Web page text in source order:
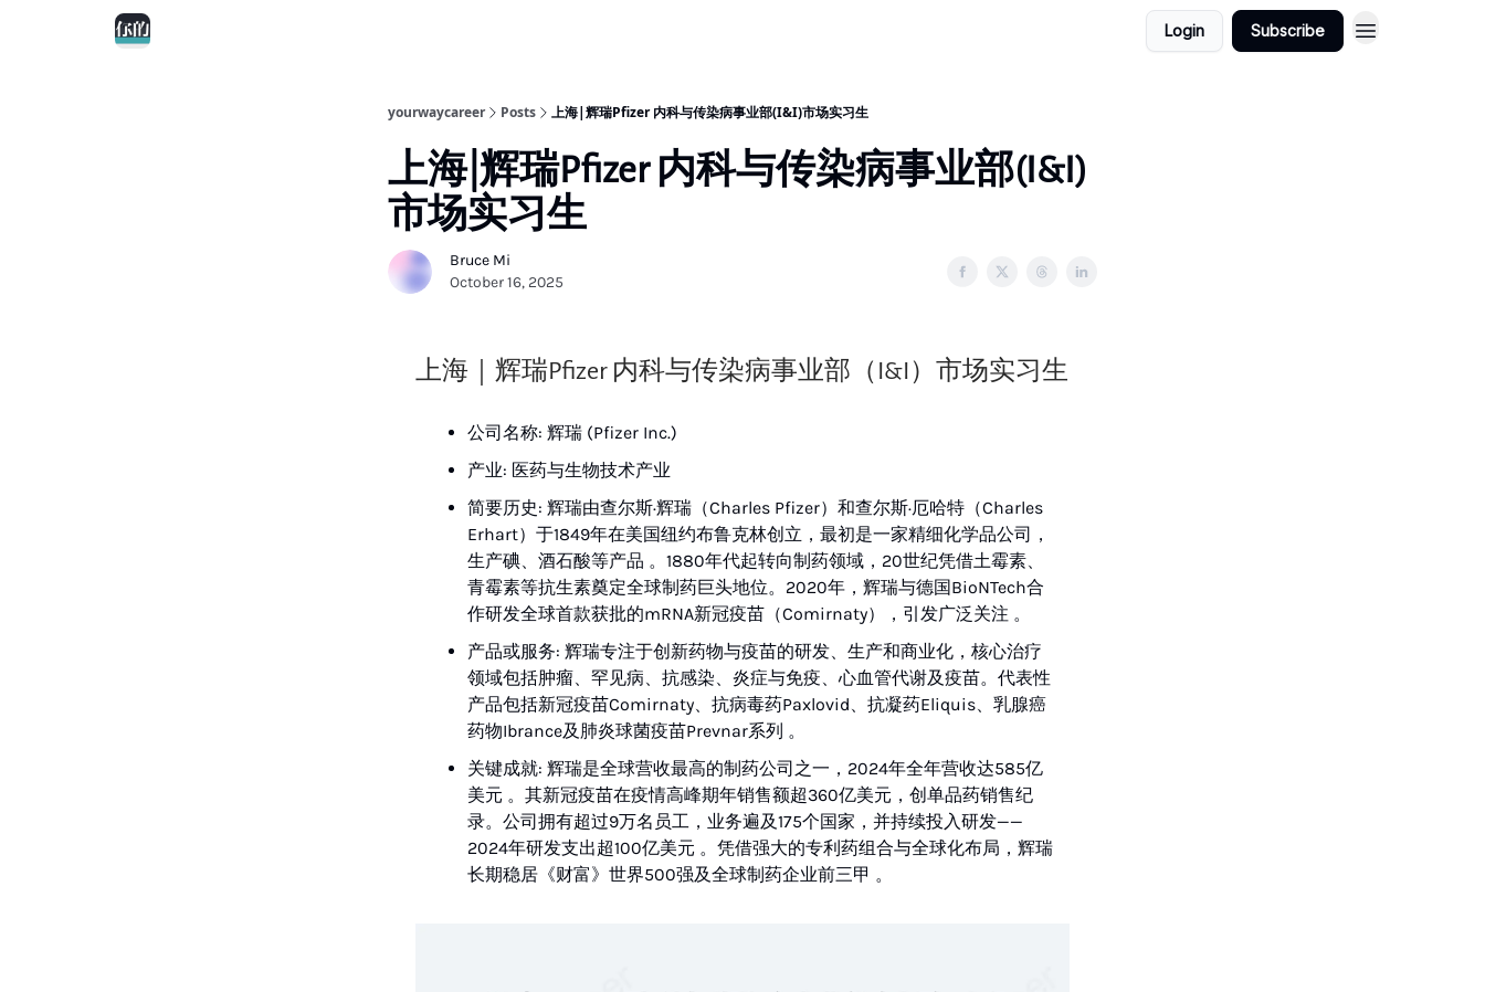
Login Subscribe
yourwaycareer Posts 上海|辉瑞Pfizer 内科与传染病事业部(I&I)市场实习生
上海|辉瑞Pfizer 内科与传染病事业部(I&I)
市场实习生
Bruce Mi
October 16, 2025
上海｜辉瑞Pfizer 内科与传染病事业部（I&I）市场实习生
公司名称: 辉瑞 (Pfizer Inc.)
产业: 医药与生物技术产业
简要历史: 辉瑞由查尔斯·辉瑞（Charles Pfizer）和查尔斯·厄哈特（Charles
Erhart）于1849年在美国纽约布鲁克林创立，最初是一家精细化学品公司，
生产碘、酒石酸等产品 。1880年代起转向制药领域，20世纪凭借土霉素、
青霉素等抗生素奠定全球制药巨头地位。2020年，辉瑞与德国BioNTech合
作研发全球首款获批的mRNA新冠疫苗（Comirnaty），引发广泛关注 。
产品或服务: 辉瑞专注于创新药物与疫苗的研发、生产和商业化，核心治疗
领域包括肿瘤、罕见病、抗感染、炎症与免疫、心血管代谢及疫苗。代表性
产品包括新冠疫苗Comirnaty、抗病毒药Paxlovid、抗凝药Eliquis、乳腺癌
药物Ibrance及肺炎球菌疫苗Prevnar系列 。
关键成就: 辉瑞是全球营收最高的制药公司之一，2024年全年营收达585亿
美元 。其新冠疫苗在疫情高峰期年销售额超360亿美元，创单品药销售纪
录。公司拥有超过9万名员工，业务遍及175个国家，并持续投入研发——
2024年研发支出超100亿美元 。凭借强大的专利药组合与全球化布局，辉瑞
长期稳居《财富》世界500强及全球制药企业前三甲 。